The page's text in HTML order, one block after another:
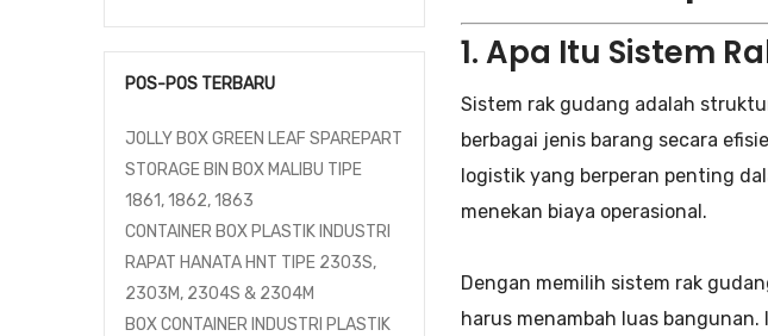
1. Apa Itu Sistem
Sistem rak gudang adalah
berbagai jenis barang secara
logistik yang berperan penting
menekan biaya operasional.
Dengan memilih sistem rak
harus menambah luas
POS-POS TERBARU
JOLLY BOX GREEN LEAF SPAREPART
STORAGE BIN BOX MALIBU TIPE
1861, 1862, 1863
CONTAINER BOX PLASTIK INDUSTRI
RAPAT HANATA HNT TIPE 2303S,
2303M, 2304S & 2304M
BOX CONTAINER INDUSTRI PLASTIK